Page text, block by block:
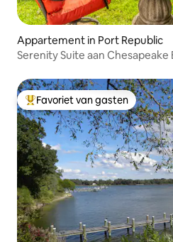
Appartement in Port Republic
Serenity Suite aan Chesapeake
Topfavoriet van gasten
Favoriet van gasten